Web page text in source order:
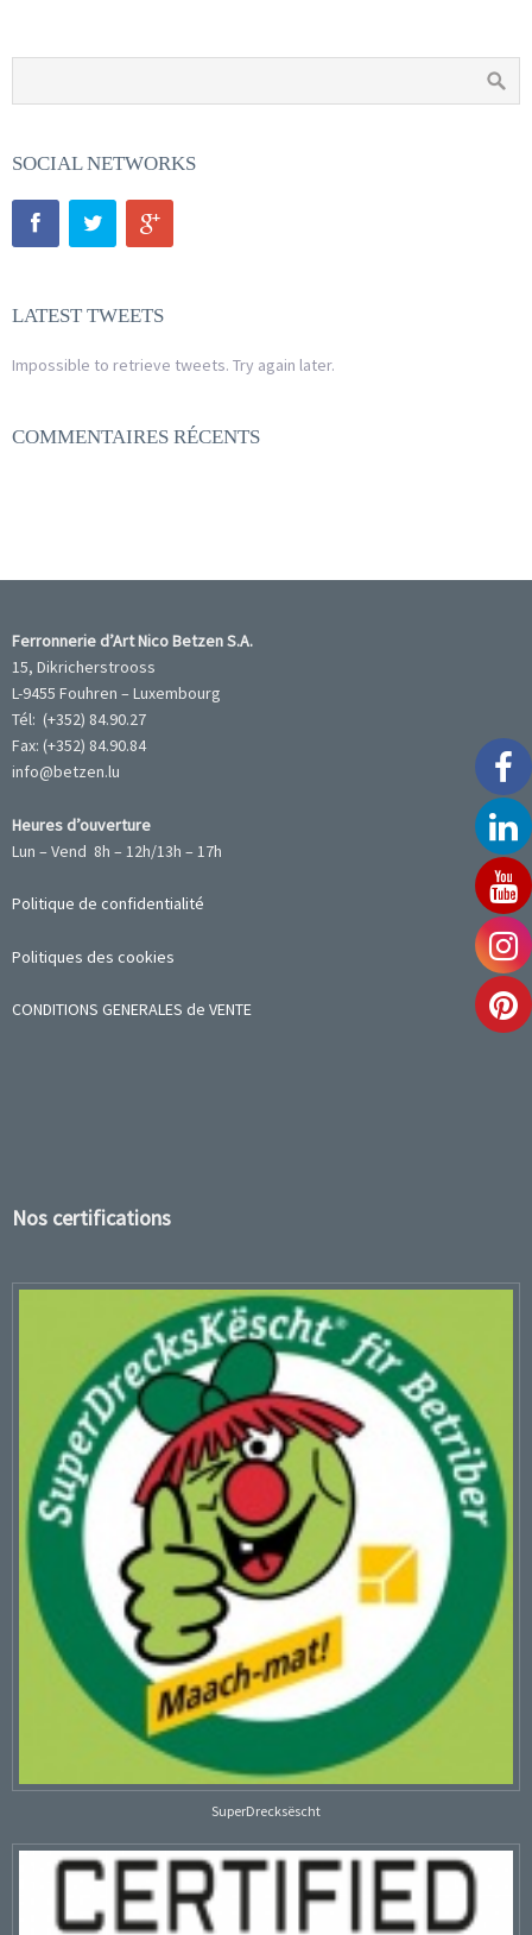
SOCIAL NETWORKS
LATEST TWEETS
Impossible to retrieve tweets. Try again later.
COMMENTAIRES RÉCENTS
Ferronnerie d’Art Nico Betzen S.A.
15, Dikricherstrooss
L-9455 Fouhren – Luxembourg
Tél: (+352) 84.90.27
Fax: (+352) 84.90.84
info@betzen.lu
Heures d’ouverture
Lun – Vend 8h – 12h/13h – 17h
Politique de confidentialité
Politiques des cookies
CONDITIONS GENERALES de VENTE
Nos certifications
SuperDrecksëscht